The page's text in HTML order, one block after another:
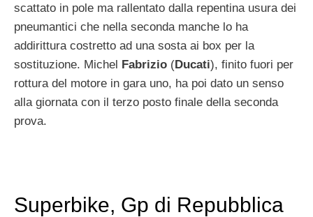
scattato in pole ma rallentato dalla repentina usura dei
pneumantici che nella seconda manche lo ha
addirittura costretto ad una sosta ai box per la
sostituzione. Michel Fabrizio (Ducati), finito fuori per
rottura del motore in gara uno, ha poi dato un senso
alla giornata con il terzo posto finale della seconda
prova.
Superbike, Gp di Repubblica